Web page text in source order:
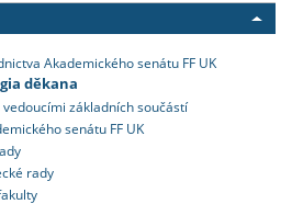
Akademického senátu FF UK
děkana
základních součástí
senátu FF UK
rady